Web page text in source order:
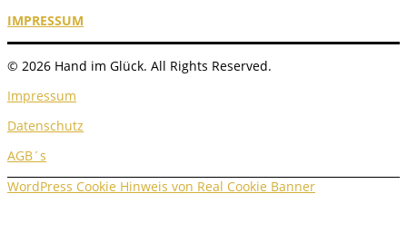
IMPRESSUM
© 2026 Hand im Glück. All Rights Reserved.
Impressum
Datenschutz
AGB´s
WordPress Cookie Hinweis von Real Cookie Banner